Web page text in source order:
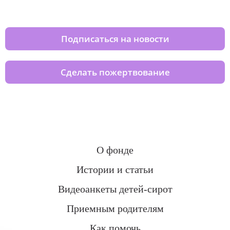
Подписаться на новости
Сделать пожертвование
О фонде
Истории и статьи
Видеоанкеты детей-сирот
Приемным родителям